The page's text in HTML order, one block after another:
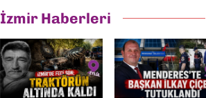
İzmir Haberleri